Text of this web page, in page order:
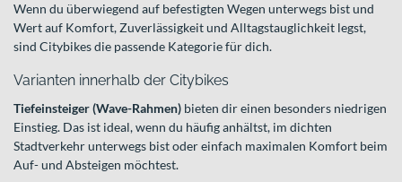
Wenn du überwiegend auf befestigten Wegen unterwegs bist und
Wert auf Komfort, Zuverlässigkeit und Alltagstauglichkeit legst,
sind Citybikes die passende Kategorie für dich.
Varianten innerhalb der Citybikes
Tiefeinsteiger (Wave-Rahmen) bieten dir einen besonders niedrigen
Einstieg. Das ist ideal, wenn du häufig anhältst, im dichten
Stadtverkehr unterwegs bist oder einfach maximalen Komfort beim
Auf- und Absteigen möchtest.